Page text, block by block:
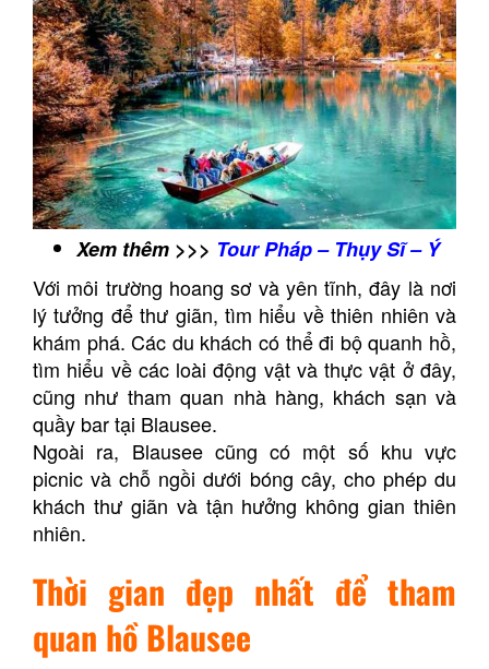
Xem thêm >>> Tour Pháp – Thụy Sĩ – Ý
Với môi trường hoang sơ và yên tĩnh, đây là nơi
lý tưởng để thư giãn, tìm hiểu về thiên nhiên và
khám phá. Các du khách có thể đi bộ quanh hồ,
tìm hiểu về các loài động vật và thực vật ở đây,
cũng như tham quan nhà hàng, khách sạn và
quầy bar tại Blausee.
Ngoài ra, Blausee cũng có một số khu vực
picnic và chỗ ngồi dưới bóng cây, cho phép du
khách thư giãn và tận hưởng không gian thiên
nhiên.
Thời gian đẹp nhất để tham
quan hồ Blausee